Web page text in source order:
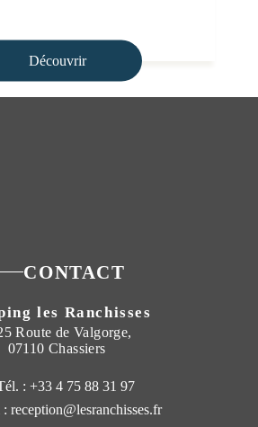
Découvrir
CONTACT
les Ranchisses
Route de Valgorge,
07110 Chassiers
: +33 4 75 88 31 97
reception@lesranchisses.fr